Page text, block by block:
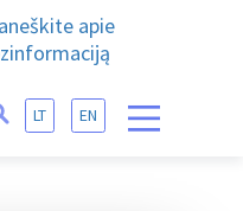
apie
LT EN